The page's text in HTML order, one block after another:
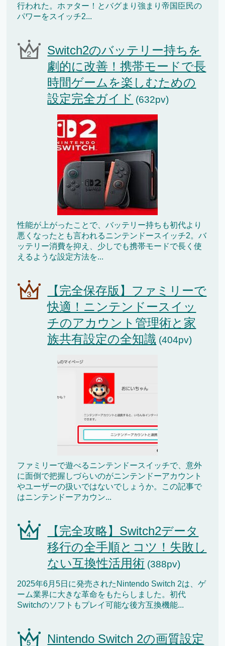
行われた。ホァター！とバグまり強まり帝国臣民の
パワーをスイッチ2...
Switch2のバッテリー持ちを
劇的に改善！携帯モードで長
時間ゲームを楽しむための
設定完全ガイド (632pv)
性能が上がったことで、バッテリー持ちも初代より
悪くなったとも言われるニンテンドースイッチ2。バ
ッテリー消費を抑え、少しでも携帯モードで長く使
えるような設定方法を...
【完全保存版】ファミリーで
快適！ニンテンドースイッ
チのアカウント管理術と家
族共有設定の全知識 (404pv)
ファミリーで遊べるニンテンドースイッチで、意外
に面倒で把握しづらいのがニンテンドーアカウント
やユーザーの扱いではないでしょうか。この記事で
はニンテンドーアカウン...
【完全攻略】Switch2データ
移行の全手順とコツ！失敗し
ない互換性活用術 (388pv)
2025年6月5日に発売されたNintendo Switch 2は、ゲ
ーム業界に大きな革命をもたらしました。初代
Switchのソフトもプレイ可能な後方互換機能...
Nintendo Switch 2の画質設定